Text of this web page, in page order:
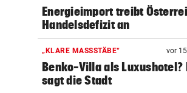
Energieimport treibt
Handelsdefizit an
„KLARE MASSSTÄBE“ vor
Benko-Villa als Luxushotel?
sagt die Stadt